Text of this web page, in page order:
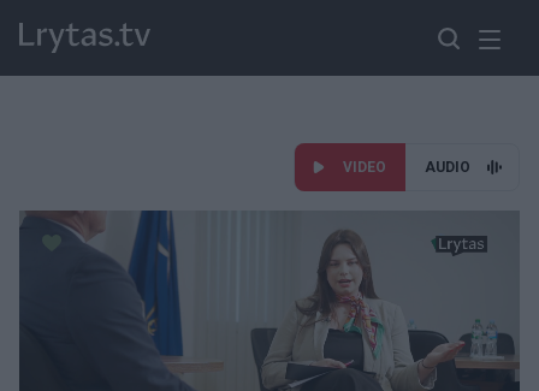
VIDEO AUDIO
Paremkite Ukrainą